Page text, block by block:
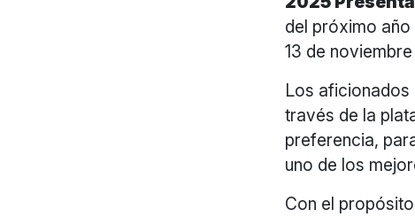
del próximo
13 de
Los aficionados
través de la
preferencia,
uno de los
Con el